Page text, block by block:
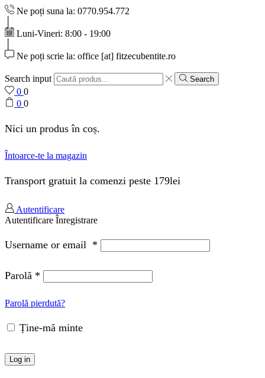
Ne poți suna la: 0770.954.772
Luni-Vineri: 8:00 - 19:00
Ne poți scrie la: office [at] fitzecubentite.ro
Search input Search
0 0
0 0
Nici un produs în coș.
Întoarce-te la magazin
Transport gratuit la comenzi peste 179lei
Autentificare
Autentificare Înregistrare
Username or email *
Parolă *
Parolă pierdută?
Ține-mă minte
Log in